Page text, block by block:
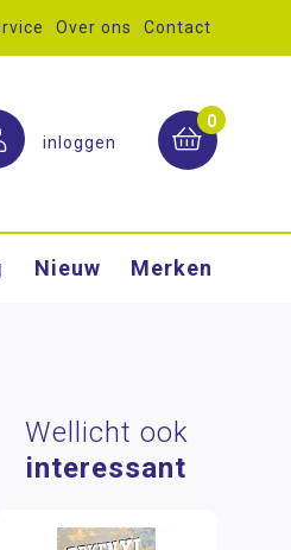
Over ons Contact
inloggen
0
Nieuw Merken
Wellicht ook
interessant